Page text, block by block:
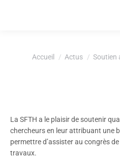
Vous êtes ici :
Accueil Actus Soutien
La SFTH a le plaisir de soutenir
chercheurs en leur attribuant une
permettre d’assister au congrès
travaux.